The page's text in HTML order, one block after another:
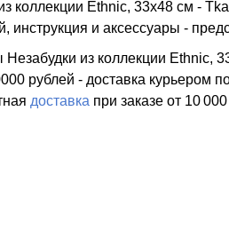
коллекции Ethnic, 33х48 см -
инструкция и аксессуары -
из коллекции Ethnic,
рублей - доставка курьером
доставка при заказе от 10